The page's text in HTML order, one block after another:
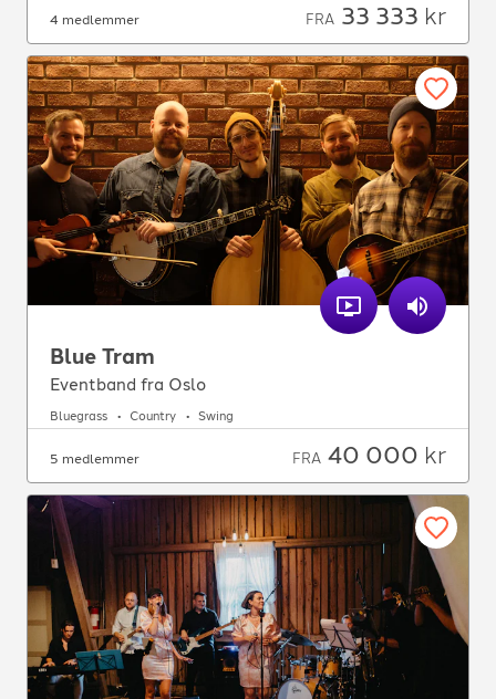
4 medlemmer FRA 33 333 kr
Blue Tram
Eventband fra Oslo
Bluegrass Country Swing
5 medlemmer FRA 40 000 kr